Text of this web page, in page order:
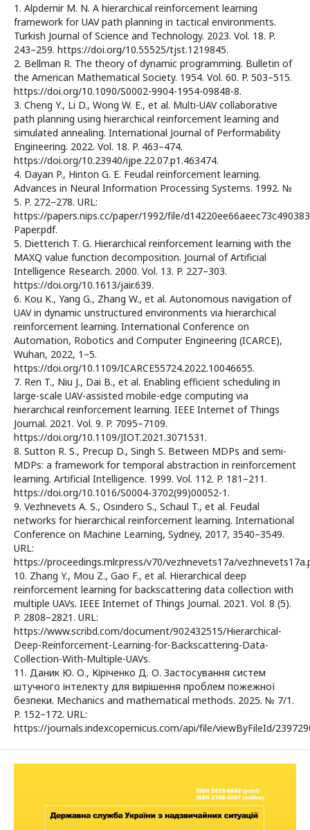
1. Alpdemir M. N. A hierarchical reinforcement learning
framework for UAV path planning in tactical environments.
Turkish Journal of Science and Technology. 2023. Vol. 18. P.
243–259. https://doi.org/10.55525/tjst.1219845.
2. Bellman R. The theory of dynamic programming. Bulletin of
the American Mathematical Society. 1954. Vol. 60. P. 503–515.
https://doi.org/10.1090/S0002-9904-1954-09848-8.
3. Cheng Y., Li D., Wong W. E., et al. Multi-UAV collaborative
path planning using hierarchical reinforcement learning and
simulated annealing. International Journal of Performability
Engineering. 2022. Vol. 18. P. 463–474.
https://doi.org/10.23940/ijpe.22.07.p1.463474.
4. Dayan P., Hinton G. E. Feudal reinforcement learning.
Advances in Neural Information Processing Systems. 1992. №
5. P. 272–278. URL:
https://papers.nips.cc/paper/1992/file/
Paper.pdf.
5. Dietterich T. G. Hierarchical reinforcement learning with the
MAXQ value function decomposition. Journal of Artificial
Intelligence Research. 2000. Vol. 13. P. 227–303.
https://doi.org/10.1613/jair.639.
6. Kou K., Yang G., Zhang W., et al. Autonomous navigation of
UAV in dynamic unstructured environments via hierarchical
reinforcement learning. International Conference on
Automation, Robotics and Computer Engineering (ICARCE),
Wuhan, 2022, 1–5.
https://doi.org/10.1109/ICARCE55724.2022.10046655.
7. Ren T., Niu J., Dai B., et al. Enabling efficient scheduling in
large-scale UAV-assisted mobile-edge computing via
hierarchical reinforcement learning. IEEE Internet of Things
Journal. 2021. Vol. 9. P. 7095–7109.
https://doi.org/10.1109/JIOT.2021.3071531.
8. Sutton R. S., Precup D., Singh S. Between MDPs and semi-
MDPs: a framework for temporal abstraction in reinforcement
learning. Artificial Intelligence. 1999. Vol. 112. P. 181–211.
https://doi.org/10.1016/S0004-3702(99)00052-1.
9. Vezhnevets A. S., Osindero S., Schaul T., et al. Feudal
networks for hierarchical reinforcement learning. International
Conference on Machine Learning, Sydney, 2017, 3540–3549.
URL:
https://proceedings.mlr.press/v70/vezhnevets17a/
10. Zhang Y., Mou Z., Gao F., et al. Hierarchical deep
reinforcement learning for backscattering data collection with
multiple UAVs. IEEE Internet of Things Journal. 2021. Vol. 8 (5).
P. 2808–2821. URL:
https://www.scribd.com/document/902432515/Hierarchical-
Deep-Reinforcement-Learning-for-Backscattering-Data-
Collection-With-Multiple-UAVs.
11. Даник Ю. О., Кіріченко Д. О. Застосування систем
штучного інтелекту для вирішення проблем пожежної
безпеки. Mechanics and mathematical methods. 2025. № 7/1.
P. 152–172. URL:
https://journals.indexcopernicus.com/api/file/viewByFileId/